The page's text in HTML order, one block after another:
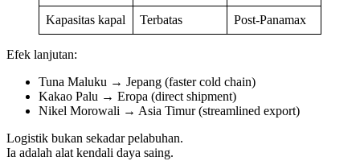
Kapasitas kapal Terbatas Post-Panamax
Efek lanjutan:
Tuna Maluku → Jepang (faster cold chain)
Kakao Palu → Eropa (direct shipment)
Nikel Morowali → Asia Timur (streamlined export)
Logistik bukan sekadar pelabuhan.
Ia adalah alat kendali daya saing.